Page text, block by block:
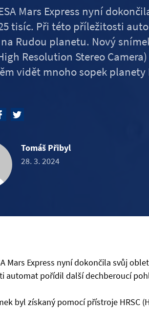
Mars Express nyní
tisíc. Při této příležitosti
Rudou planetu. Nový
Resolution Stereo
vidět mnoho sopek
Tomáš Přibyl
28. 3. 2024
Mars Express nyní dokončila svůj
automat pořídil další dechberoucí
byl získaný pomocí přístroje HRSC